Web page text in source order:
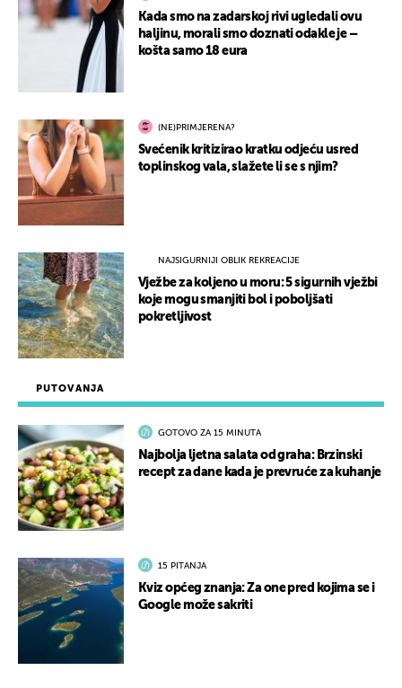
PUTOVANJA
GOTOVO ZA 15 MINUTA
Najbolja ljetna salata od graha: Brzinski
recept za dane kada je prevruće za kuhanje
15 PITANJA
Kviz općeg znanja: Za one pred kojima se i
Google može sakriti
Kada smo na zadarskoj rivi ugledali ovu
haljinu, morali smo doznati odakle je –
košta samo 18 eura
(NE)PRIMJERENA?
Svećenik kritizirao kratku odjeću usred
toplinskog vala, slažete li se s njim?
NAJSIGURNIJI OBLIK REKREACIJE
Vježbe za koljeno u moru: 5 sigurnih vježbi
koje mogu smanjiti bol i poboljšati
pokretljivost